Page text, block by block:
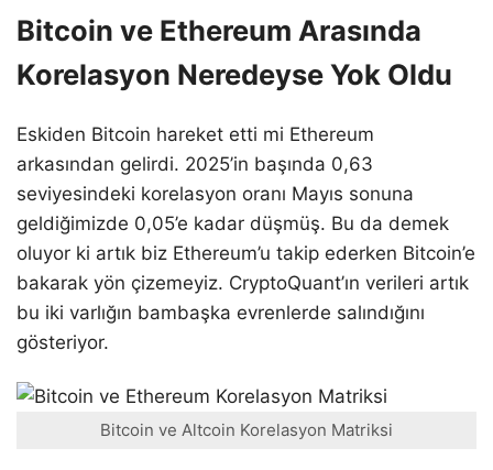
Bitcoin ve Ethereum Arasında
Korelasyon Neredeyse Yok Oldu
Eskiden Bitcoin hareket etti mi Ethereum
arkasından gelirdi. 2025’in başında 0,63
seviyesindeki korelasyon oranı Mayıs sonuna
geldiğimizde 0,05’e kadar düşmüş. Bu da demek
oluyor ki artık biz Ethereum’u takip ederken Bitcoin’e
bakarak yön çizemeyiz. CryptoQuant’ın verileri artık
bu iki varlığın bambaşka evrenlerde salındığını
gösteriyor.
Bitcoin ve Altcoin Korelasyon Matriksi